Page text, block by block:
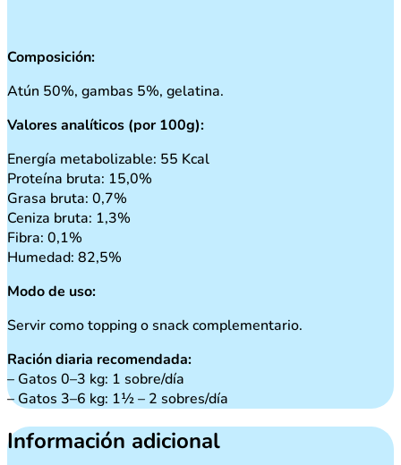
Composición:
Atún 50%, gambas 5%, gelatina.
Valores analíticos (por 100g):
Energía metabolizable: 55 Kcal
Proteína bruta: 15,0%
Grasa bruta: 0,7%
Ceniza bruta: 1,3%
Fibra: 0,1%
Humedad: 82,5%
Modo de uso:
Servir como topping o snack complementario.
Ración diaria recomendada:
– Gatos 0–3 kg: 1 sobre/día
– Gatos 3–6 kg: 1½ – 2 sobres/día
Información adicional